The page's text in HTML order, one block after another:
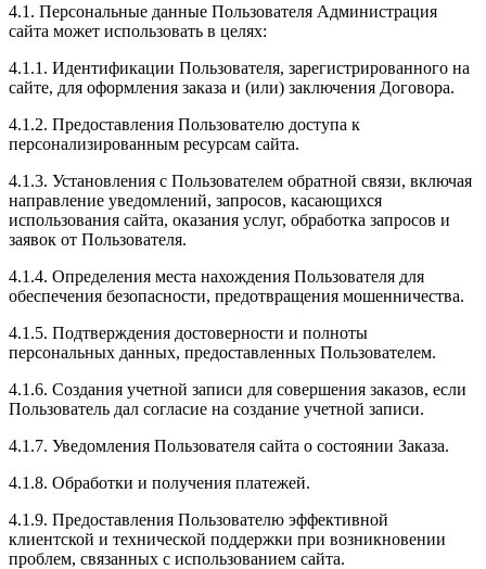
4.1. Персональные данные Пользователя Администрация
сайта может использовать в целях:
4.1.1. Идентификации Пользователя, зарегистрированного на
сайте, для оформления заказа и (или) заключения Договора.
4.1.2. Предоставления Пользователю доступа к
персонализированным ресурсам сайта.
4.1.3. Установления с Пользователем обратной связи, включая
направление уведомлений, запросов, касающихся
использования сайта, оказания услуг, обработка запросов и
заявок от Пользователя.
4.1.4. Определения места нахождения Пользователя для
обеспечения безопасности, предотвращения мошенничества.
4.1.5. Подтверждения достоверности и полноты
персональных данных, предоставленных Пользователем.
4.1.6. Создания учетной записи для совершения заказов, если
Пользователь дал согласие на создание учетной записи.
4.1.7. Уведомления Пользователя сайта о состоянии Заказа.
4.1.8. Обработки и получения платежей.
4.1.9. Предоставления Пользователю эффективной
клиентской и технической поддержки при возникновении
проблем, связанных с использованием сайта.